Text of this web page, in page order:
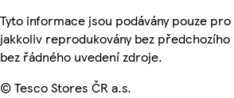
Tyto informace jsou podávány pouze
jakkoliv reprodukovány bez
bez řádného uvedení zdroje.
© Tesco Stores ČR a.s.